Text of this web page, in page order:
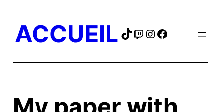
content
ACCUEIL TikTok
Twitch
Instagram
Facebook